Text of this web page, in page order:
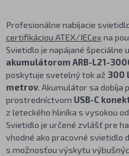
Profesionálne nabíjacie
certifikáciou ATEX/IECex na
Svietidlo je napájané špeciálne
akumulátorom ARB-L21-
poskytuje svetelný tok až 300
metrov. Akumulátor sa dobíja
prostredníctvom USB-C
z leteckého hliníka s vysokou
Svietidlo je určené zvlášť pre
vhodné ako pracovné svietidlo
s možnosťou výskytu